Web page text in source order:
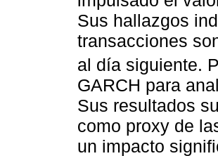
Sus hallazgos
transacciones
al día siguiente.
GARCH para
Sus resultados
como proxy de
un impacto